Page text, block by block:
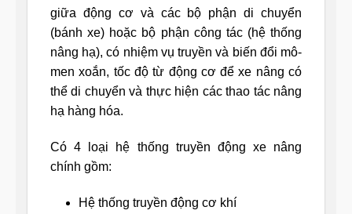
giữa động cơ và các bộ phận di chuyển
(bánh xe) hoặc bộ phận công tác (hệ thống
nâng hạ), có nhiệm vụ truyền và biến đổi mô-
men xoắn, tốc độ từ động cơ để xe nâng có
thể di chuyển và thực hiện các thao tác nâng
hạ hàng hóa.
Có 4 loại hệ thống truyền động xe nâng
chính gồm:
Hệ thống truyền động cơ khí